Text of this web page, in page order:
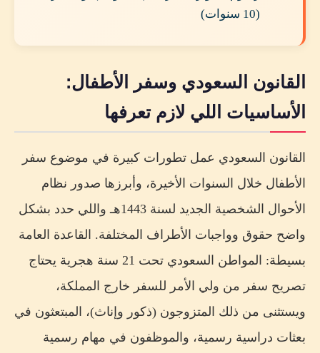
(10 سنوات)
القانون السعودي وسفر الأطفال:
الأساسيات اللي لازم تعرفها
القانون السعودي عمل تطورات كبيرة في موضوع سفر
الأطفال خلال السنوات الأخيرة، وأبرزها صدور نظام
الأحوال الشخصية الجديد لسنة 1443هـ واللي حدد بشكل
واضح حقوق وواجبات الأطراف المختلفة. القاعدة العامة
بسيطة: المواطن السعودي تحت 21 سنة هجرية يحتاج
تصريح سفر من ولي الأمر للسفر خارج المملكة،
ويستثنى من ذلك المتزوجون (ذكور وإناث)، المبتعثون في
بعثات دراسية رسمية، والموظفون في مهام رسمية